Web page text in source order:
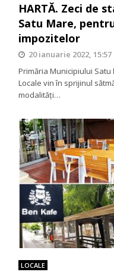
HARTĂ. Zeci de
Satu Mare,
impozitelor
20 ianuarie 2022, 15:57
Primăria Municipiului
Locale vin în sprijinul
modalități…
LOCALE